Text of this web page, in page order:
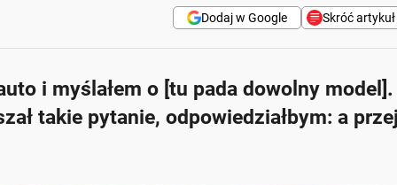
Skróć artykuł
Dodaj w Google
jazdy i przestronnością wnętrza.
zapewniają doskonałe wsparcie dla ciała.
i myślałem o [tu pada dowolny
takie pytanie, odpowiedziałbym: a